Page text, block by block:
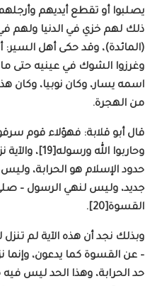
يصلبوا أو تقطع أيديهم
(المائدة)، وقد حكى أهل السير:
وغرزوا الشوك في عينيه حتى
اسمه يسار، وكان نوبيا، وكان
من الهجرة.
قال أبو قلابة: فهؤلاء قوم
وحاربوا الله
حدود الإسلام هو الحرابة،
جديد، وليس لنهي الرسول –
القسوة[20].
وبذلك نجد أن هذه الآية لم
– عن القسوة كما يدعون، وإنما
حد الحرابة، وهذا الحد ليس